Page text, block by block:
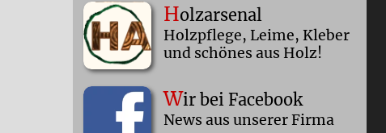
Holzarsenal
Holzpflege, Leime, Kleber
und schönes aus Holz!
Wir bei Facebook
News aus unserer Firma